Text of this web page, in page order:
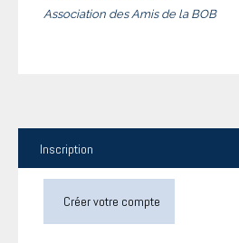
Association des Amis de la BOB
Inscription
Créer votre compte